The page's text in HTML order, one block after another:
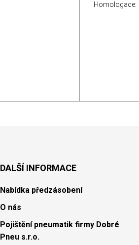
Homologace:
DALŠÍ INFORMACE
Nabídka předzásobení
O nás
Pojištění pneumatik firmy Dobré
Pneu s.r.o.